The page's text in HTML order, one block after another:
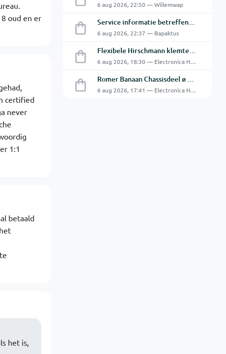
6 aug 2026, 22:50 — Willemwap
Service informatie betreffende een GFC-8010 van GW
6 aug 2026, 22:37 — Bapaktus
Flexibele Hirschmann klemtestpen met tweedelige klem.
6 aug 2026, 18:30 — Electronica Hobbyist
Romer Banaan Chassisdeel ø 4 mm 16Amp
6 aug 2026, 17:41 — Electronica Hobbyist
oud en er
certified
never
1:1
betaald
het is,